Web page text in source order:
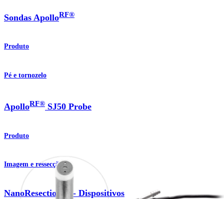
Sondas ApolloRF®
Produto
Pé e tornozelo
ApolloRF® SJ50 Probe
Produto
Imagem e ressecção
NanoResection™ - Dispositivos